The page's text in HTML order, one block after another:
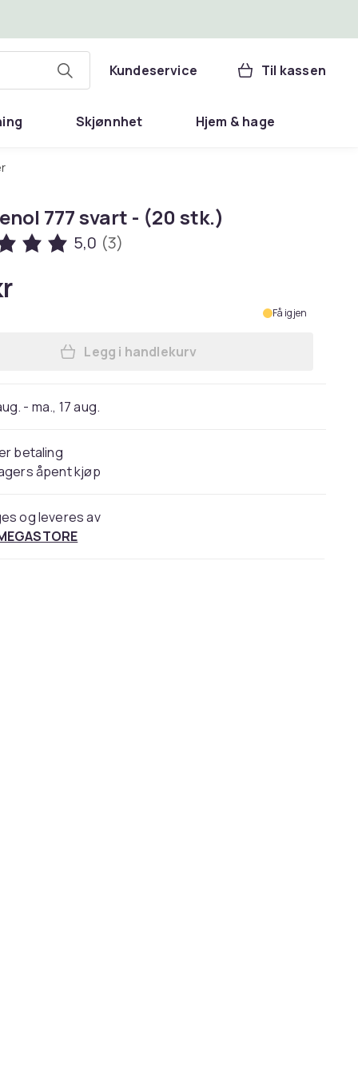
Kundeservice Til kassen
Skjønnhet Hjem & hage
777 svart - (20 stk.)
5,0 (3)
Få igjen
Legg Tusj Penol 777 svart - (20
Legg i handlekurv
- ma., 17 aug.
betaling
åpent kjøp
og leveres av